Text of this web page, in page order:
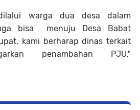
warga dua desa dalam
bisa menuju Desa Babat
kami berharap dinas terkait
penambahan PJU,"